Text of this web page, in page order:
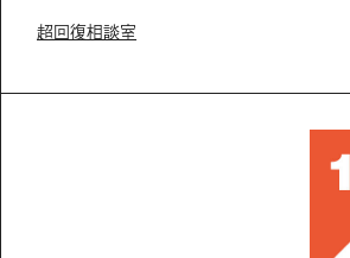
超回復相談室